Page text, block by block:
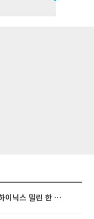
[베스트&워스트] 삼성전자·SK하이닉스 밀린 한 주…상상인증권은 85% 급등